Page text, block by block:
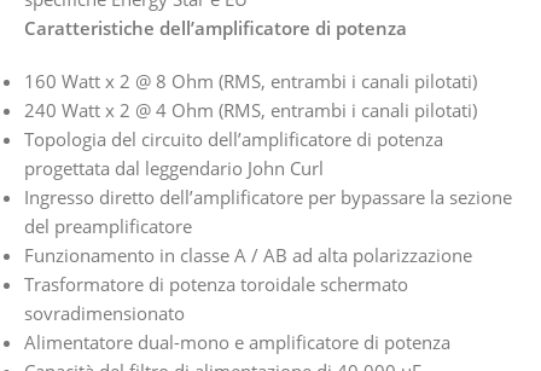
Caratteristiche dell’amplificatore di potenza
160 Watt x 2 @ 8 Ohm (RMS, entrambi i canali pilotati)
240 Watt x 2 @ 4 Ohm (RMS, entrambi i canali pilotati)
Topologia del circuito dell’amplificatore di potenza
progettata dal leggendario John Curl
Ingresso diretto dell’amplificatore per bypassare la sezione
del preamplificatore
Funzionamento in classe A / AB ad alta polarizzazione
Trasformatore di potenza toroidale schermato
sovradimensionato
Alimentatore dual-mono e amplificatore di potenza